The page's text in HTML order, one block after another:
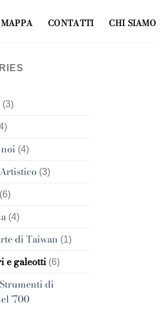
MAPPA CONTATTI CHI SIAMO
(3)
(4)
(3)
(4)
di Taiwan (1)
e galeotti (6)
di
'700